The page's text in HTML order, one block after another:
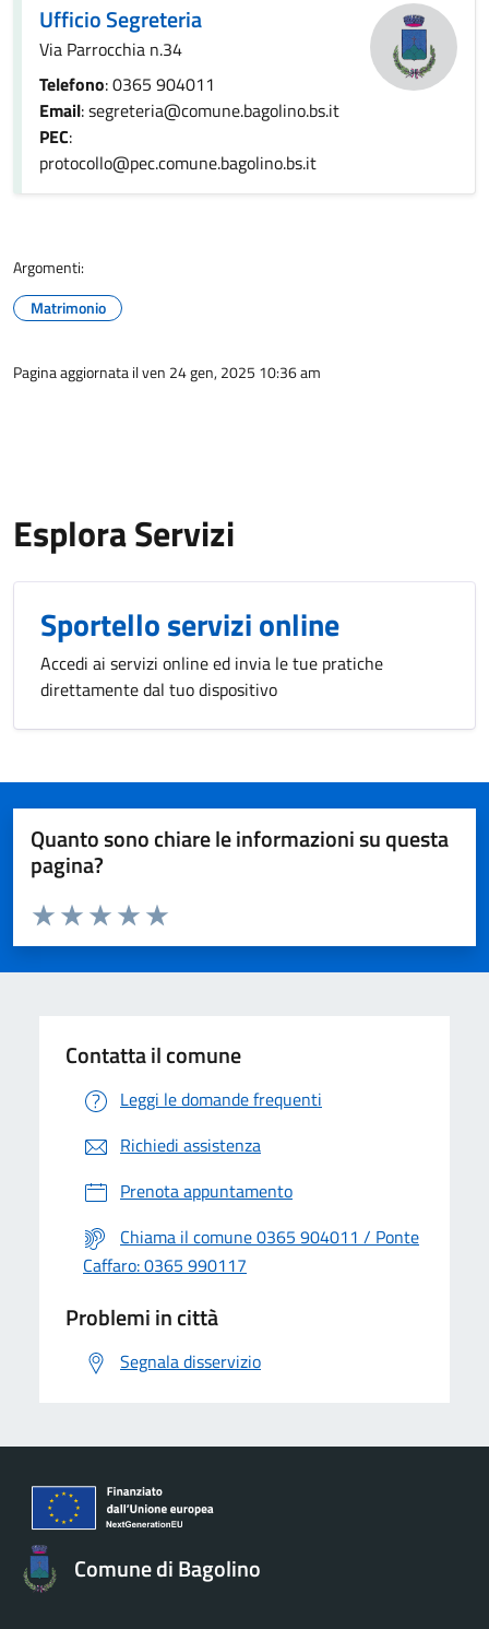
Ufficio Segreteria
Via Parrocchia n.34
Telefono: 0365 904011
Email: segreteria@comune.bagolino.bs.it
PEC:
protocollo@pec.comune.bagolino.bs.it
Argomenti:
Matrimonio
Pagina aggiornata il ven 24 gen, 2025 10:36 am
Esplora Servizi
Sportello servizi online
Accedi ai servizi online ed invia le tue pratiche
direttamente dal tuo dispositivo
Quanto sono chiare le informazioni su questa
pagina?
Valuta da 1 a 5 stelle la pagina
Valuta 5 stelle su 5
Valuta 4 stelle su 5
Valuta 3 stelle su 5
Valuta 2 stelle su 5
Valuta 1 stelle su 5
Contatta il comune
Leggi le domande frequenti
Richiedi assistenza
Prenota appuntamento
Chiama il comune 0365 904011 / Ponte
Caffaro: 0365 990117
Problemi in città
Segnala disservizio
Comune di Bagolino